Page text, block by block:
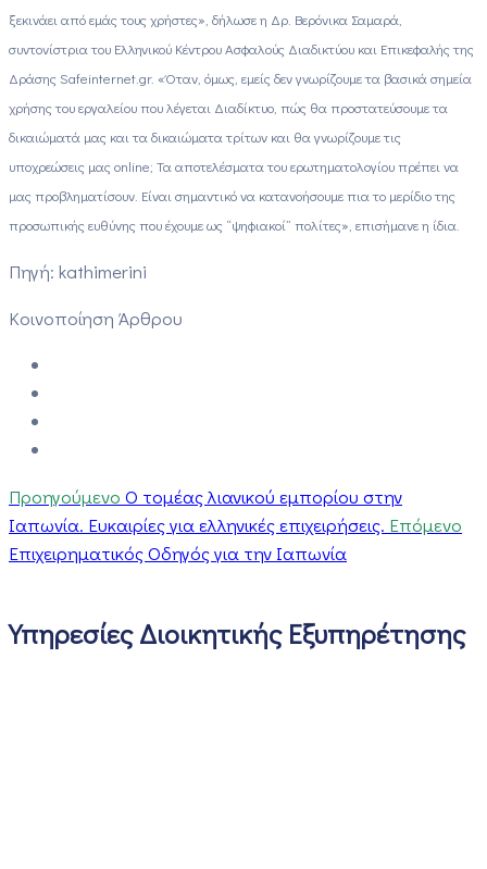
ξεκινάει από εμάς τους χρήστες», δήλωσε η Δρ. Βερόνικα Σαμαρά,
συντονίστρια του Ελληνικού Κέντρου Ασφαλούς Διαδικτύου και Επικεφαλής της
Δράσης Safeinternet.gr. «Όταν, όμως, εμείς δεν γνωρίζουμε τα βασικά σημεία
χρήσης του εργαλείου που λέγεται Διαδίκτυο, πώς θα προστατεύσουμε τα
δικαιώματά μας και τα δικαιώματα τρίτων και θα γνωρίζουμε τις
υποχρεώσεις μας online; Τα αποτελέσματα του ερωτηματολογίου πρέπει να
μας προβληματίσουν. Είναι σημαντικό να κατανοήσουμε πια το μερίδιο της
προσωπικής ευθύνης που έχουμε ως “ψηφιακοί” πολίτες», επισήμανε η ίδια.
Πηγή: kathimerini
Κοινοποίηση Άρθρου
Προηγούμενο O τομέας λιανικού εμπορίου στην
Ιαπωνία. Ευκαιρίες για ελληνικές επιχειρήσεις. Επόμενο
Επιχειρηματικός Οδηγός για την Ιαπωνία
Υπηρεσίες Διοικητικής Εξυπηρέτησης